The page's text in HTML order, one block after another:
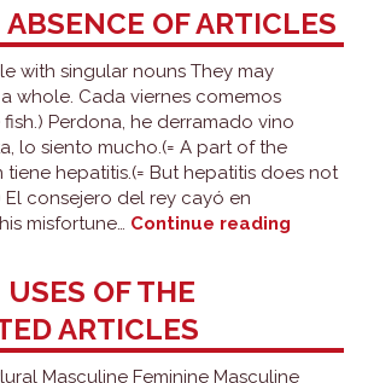
el
feminine
nouns
OF ARTICLES
with singular nouns They may
whole. Cada viernes comemos
Perdona, he derramado vino
lo siento mucho.(= A part of the
tiene hepatitis.(= But hepatitis does not
El consejero del rey cayó en
misfortune… Continue reading
OF THE
ARTICLES
Masculine Feminine Masculine